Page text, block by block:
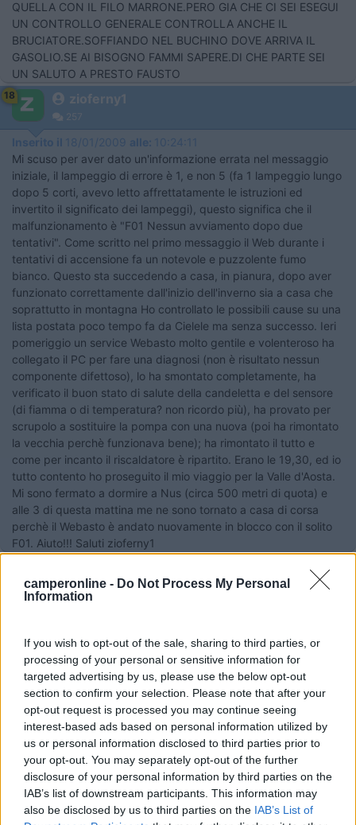
camperonline - Do Not Process My Personal
Information
If you wish to opt-out of the sale, sharing to third parties, or
processing of your personal or sensitive information for
targeted advertising by us, please use the below opt-out
section to confirm your selection. Please note that after your
opt-out request is processed you may continue seeing
interest-based ads based on personal information utilized by
us or personal information disclosed to third parties prior to
your opt-out. You may separately opt-out of the further
disclosure of your personal information by third parties on the
IAB’s list of downstream participants. This information may
also be disclosed by us to third parties on the IAB’s List of
QUELLA CON IL FILO MARRONE.PERO GIA CHE CI SEI ESEGUI
UN CONTROLLO GENERALE CONTROLLA ANCHE IL
BRUCIATORE.SOFFIANDO NEL BUCHINO DOVE ARRIVA IL
GASOLIO.SE AI BISOGNO FAMMI SAPERE.DI CHE PARTE SEI
UN SALUTO A PRESTO FAUSTO
18 zioferny1
257
Inserito il 18/01/2009 alle: 10:24:11
Mi scuso per aver dato un'informazione errata nel messaggio
iniziale, il lampeggio di errore è 1, e non 5 (fa 1 lampeggio lungo
dopo 5 corti, avevo letto affrettatamente le istruzioni ed
invertito il significato dei lampeggi), questo significa che il
malfunzionamento è "F01 Nessun avviamento dopo due
tentativi". Come scritto nel primo messaggio il Web durante i
tentativi di accensione fa un notevole e puzzolente fumo
bianco. Questo sta succedendo a casa, in pianura, dopo aver
funzionato correttamente dall'inizio dell'inverno sia a casa che
soprattutto in montagna Ho controllato le possibili cause su una
lista postata poco tempo fa da Cielele ma senza successo. Ieri
pomeriggio un service Webasto molto gentile e volenteroso ha
collegato il PC per fare una diagnosi (non è risultato nessun
componente difettoso), lo ha smontato completamente, ha
verificato il buon stato di salute della candeletta e del sensore
(di fiamma o di temperatura? non ricordo più), ha provato per
scrupolo a sostituire la pompa con una nuova (poi ha rimontato
la vecchia perchè funzionava bene); ha rimontato il tutto e
come per incanto il riscaldatore è ripartito. Erano le 19,30, ed io
tutto contento ho proseguito il mio viaggio per la Valle d'Aosta.
Mi sono fermato a dormire a Nus (circa 500 metri di quota) e
alle 3 di questa mattina me ne sono tornato a casa di corsa
perchè il Webasto è andato nuovamente in blocco con il solito
F01. Aiuto!!! Saluti zioferny1
123
FUMO NON RIESCE A BRUCIARE BENE IL GASOLIO.DEVI
SOSTITUIRE IL BRUCIATORE,QUANTI ANNI A IL
WEBASTO.VEDRAI CHE DOPO FUNZIONERA BENE RICORDA
ANCHE LA SERIE GUARNIZIONI SPECIALMENTE QUELLA DEL
BRUCIATORE,MI SEMBRA MOLTO STRANO CHE NON SI E
ROTTA NELLO SMONTARLO.CIAO